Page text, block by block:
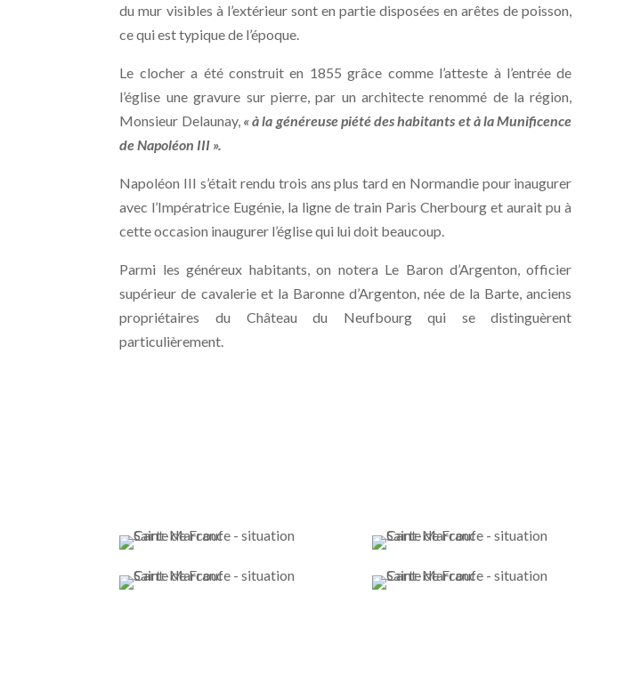
du mur visibles à l’extérieur sont en partie disposées en arêtes de poisson,
ce qui est typique de l’époque.
Le clocher a été construit en 1855 grâce comme l’atteste à l’entrée de
l’église une gravure sur pierre, par un architecte renommé de la région,
Monsieur Delaunay, « à la généreuse piété des habitants et à la Munificence
de Napoléon III ».
Napoléon III s’était rendu trois ans plus tard en Normandie pour inaugurer
avec l’Impératrice Eugénie, la ligne de train Paris Cherbourg et aurait pu à
cette occasion inaugurer l’église qui lui doit beaucoup.
Parmi les généreux habitants, on notera Le Baron d’Argenton, officier
supérieur de cavalerie et la Baronne d’Argenton, née de la Barte, anciens
propriétaires du Château du Neufbourg qui se distinguèrent
particulièrement.